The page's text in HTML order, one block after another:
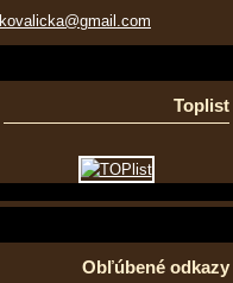
kovalicka@gmail.com
Toplist
Obľúbené odkazy